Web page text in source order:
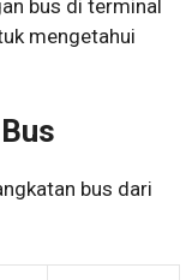
bus di terminal
mengetahui
bus dari